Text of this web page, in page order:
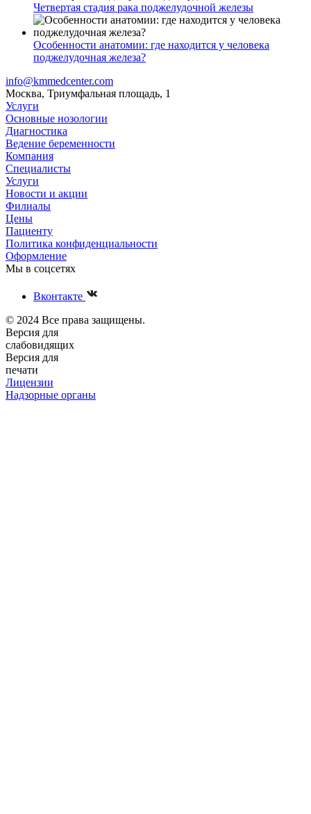
Четвертая стадия рака поджелудочной железы
Особенности анатомии: где находится у человека
поджелудочная железа?
info@kmmedcenter.com
Москва, Триумфальная площадь, 1
Услуги
Основные нозологии
Диагностика
Ведение беременности
Компания
Специалисты
Услуги
Новости и акции
Филиалы
Цены
Пациенту
Политика конфиденциальности
Оформление
Мы в соцсетях
Вконтакте
© 2024 Все права защищены.
Версия для
слабовидящих
Версия для
печати
Лицензии
Надзорные органы